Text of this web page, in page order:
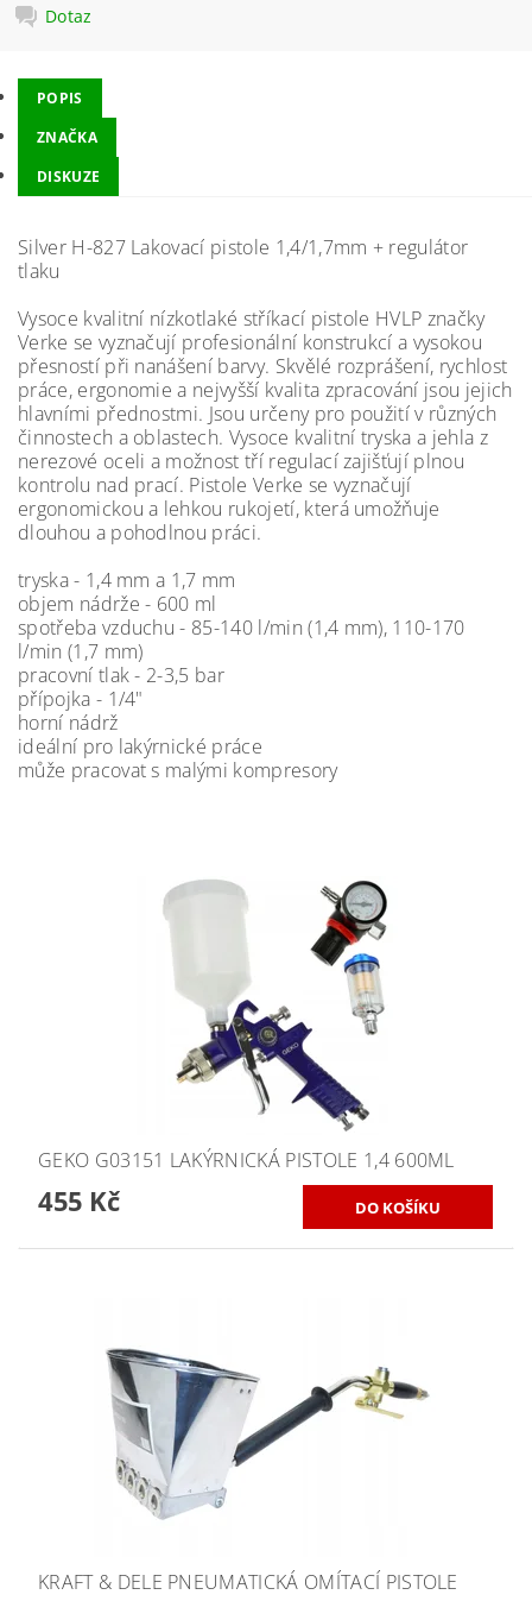
Dotaz
POPIS
ZNAČKA
DISKUZE
Silver H-827 Lakovací pistole 1,4/1,7mm + regulátor
tlaku
Vysoce kvalitní nízkotlaké stříkací pistole HVLP značky
Verke se vyznačují profesionální konstrukcí a vysokou
přesností při nanášení barvy. Skvělé rozprášení, rychlost
práce, ergonomie a nejvyšší kvalita zpracování jsou jejich
hlavními přednostmi. Jsou určeny pro použití v různých
činnostech a oblastech. Vysoce kvalitní tryska a jehla z
nerezové oceli a možnost tří regulací zajišťují plnou
kontrolu nad prací. Pistole Verke se vyznačují
ergonomickou a lehkou rukojetí, která umožňuje
dlouhou a pohodlnou práci.
tryska - 1,4 mm a 1,7 mm
objem nádrže - 600 ml
spotřeba vzduchu - 85-140 l/min (1,4 mm), 110-170
l/min (1,7 mm)
pracovní tlak - 2-3,5 bar
přípojka - 1/4"
horní nádrž
ideální pro lakýrnické práce
může pracovat s malými kompresory
GEKO G03151 LAKÝRNICKÁ PISTOLE 1,4 600ML
455 Kč
KRAFT & DELE PNEUMATICKÁ OMÍTACÍ PISTOLE